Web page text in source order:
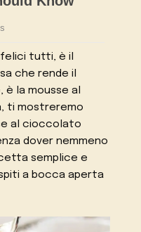
felici tutti, è il
che rende il
la mousse al
ti mostreremo
al cioccolato
dover nemmeno
semplice e
a bocca aperta